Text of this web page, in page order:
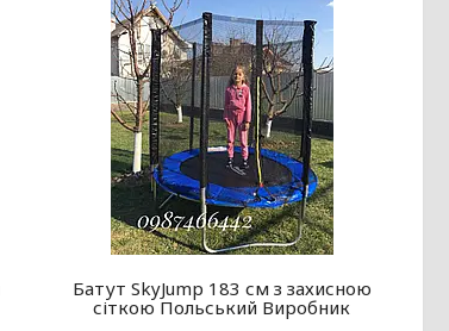
Батут SkyJump 183 см з захисною
сіткою Польський Виробник